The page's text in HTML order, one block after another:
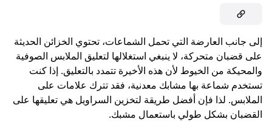
إلى جانب العارضة التي تحمل الشماعات، تحتوي الخزائن الحديثة
على قضبان متحركة، لا ينبغي استغلالها لتعليق الملابس الصوفية
والمحيكة من الخيوط لأن هذه الأخيرة تتمدد بالتعليق. إذا كنت
تستخدم شماعة بها مشابك معدنية، فقد تترك علامات على
الملابس. لذا فإن أفضل طريقة لتخزين السراويل هي تعليقها على
القضبان بشكل طولي باستعمال مشبك.